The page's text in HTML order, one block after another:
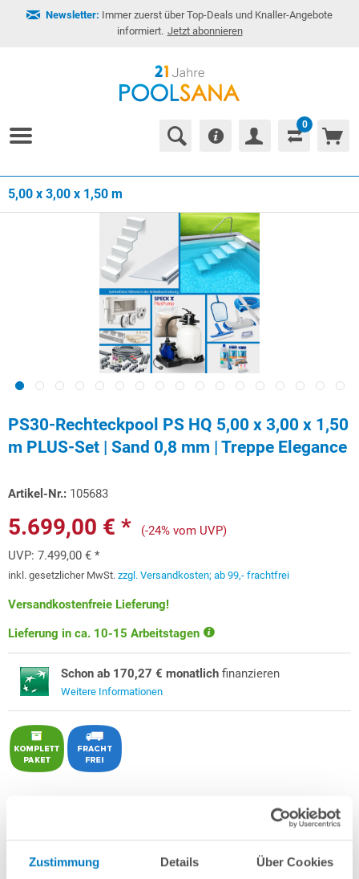
Zustimmung Details Über Cookies
Newsletter: Immer zuerst über Top-Deals und Knaller-Angebote
informiert. Jetzt abonnieren
0
5,00 x 3,00 x 1,50 m
PS30-Rechteckpool PS HQ 5,00 x 3,00 x 1,50
m PLUS-Set | Sand 0,8 mm | Treppe Elegance
Artikel-Nr.: 105683
5.699,00 € *
(-24% vom UVP)
UVP: 7.499,00 € *
inkl. gesetzlicher MwSt. zzgl. Versandkosten; ab 99,- frachtfrei
Versandkostenfreie Lieferung!
Lieferung in ca. 10-15 Arbeitstagen
Schon ab 170,27 € monatlich finanzieren
Weitere Informationen
sandfarbener PVC-Poolfolie ca. 0,8 mm Made in
PLUS-Setinkl.: